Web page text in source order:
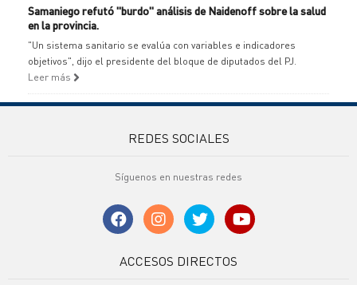
Samaniego refutó "burdo" análisis de Naidenoff sobre la salud
en la provincia.
"Un sistema sanitario se evalúa con variables e indicadores
objetivos", dijo el presidente del bloque de diputados del PJ.
Leer más
REDES SOCIALES
Síguenos en nuestras redes
ACCESOS DIRECTOS